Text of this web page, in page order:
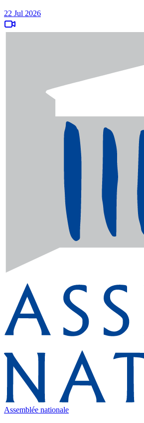
22 Jul 2026
Assemblée nationale